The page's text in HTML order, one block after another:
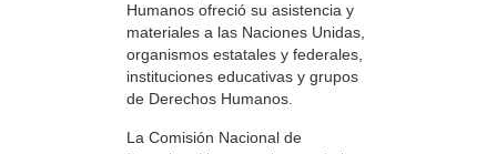
Humanos ofreció su asistencia y
materiales a las Naciones Unidas,
organismos estatales y federales,
instituciones educativas y grupos
de Derechos Humanos.
La Comisión Nacional de